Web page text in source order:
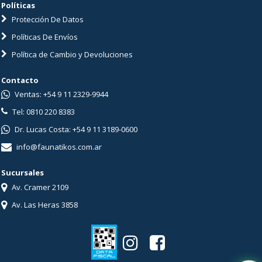
Políticas
Protección De Datos
Políticas De Envíos
Política de Cambio y Devoluciones
Contacto
Ventas: +54 9 11 2329-9944
Tel: 0810 220 8383
Dr. Lucas Costa: +54 9 11 3189-0600
info@faunatikos.com.ar
Sucursales
Av. Cramer 2109
Av. Las Heras 3858